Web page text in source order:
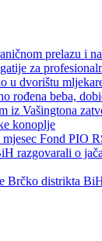
prelazu i
za
u dvorištu
rođena beba,
iz Vašingtona
konoplje
Fond PIO
razgovarali o
Brčko distrikta